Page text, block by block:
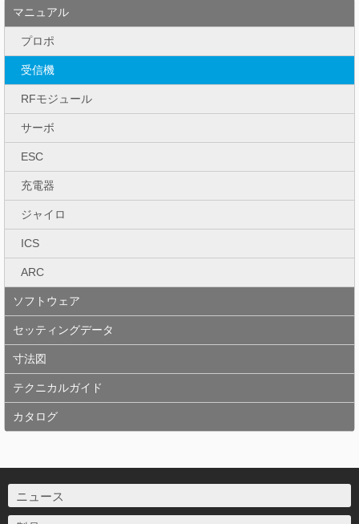
マニュアル
プロポ
受信機
RFモジュール
サーボ
ESC
充電器
ジャイロ
ICS
ARC
ソフトウェア
セッティングデータ
寸法図
テクニカルガイド
カタログ
ニュース